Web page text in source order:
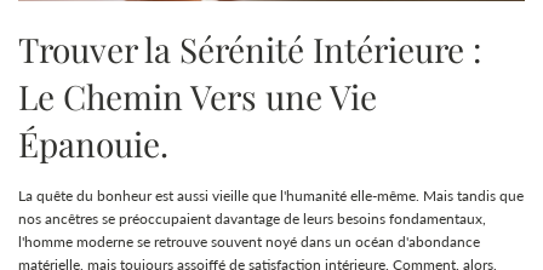
Trouver la Sérénité Intérieure :
Le Chemin Vers une Vie
Épanouie.
La quête du bonheur est aussi vieille que l'humanité elle-même. Mais tandis que
nos ancêtres se préoccupaient davantage de leurs besoins fondamentaux,
l'homme moderne se retrouve souvent noyé dans un océan d'abondance
matérielle, mais toujours assoiffé de satisfaction intérieure. Comment, alors,